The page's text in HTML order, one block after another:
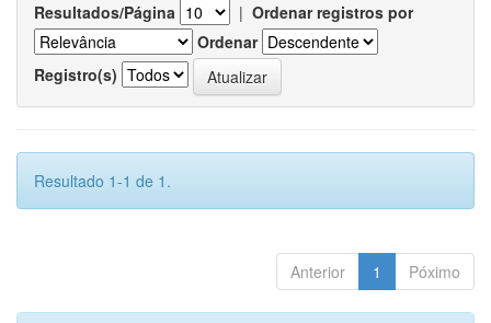
Resultados/Página | Ordenar registros por
Ordenar
Registro(s)
Resultado 1-1 de 1.
Anterior 1 Póximo